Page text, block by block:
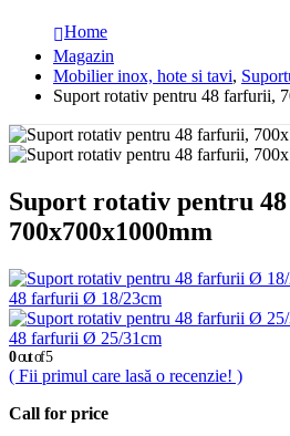
Home
Magazin
Mobilier inox, hote si tavi,
Suport rotativ pentru 48 farfurii,
Suport rotativ pentru
700x700x1000mm
48 farfurii Ø 18/23cm
48 farfurii Ø 25/31cm
0out of 5
( Fii primul care lasă o recenzie! )
Call for price